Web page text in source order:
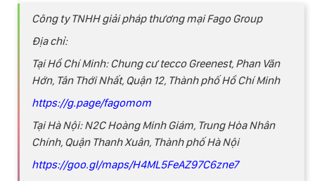
Công ty TNHH giải pháp thương mại Fago Group
Địa chỉ:
Tại Hồ Chí Minh: Chung cư tecco Greenest, Phan Văn
Hớn, Tân Thới Nhất, Quận 12, Thành phố Hồ Chí Minh
https://g.page/fagomom
Tại Hà Nội: N2C Hoàng Minh Giám, Trung Hòa Nhân
Chính, Quận Thanh Xuân, Thành phố Hà Nội
https://goo.gl/maps/H4ML5FeAZ97C6zne7